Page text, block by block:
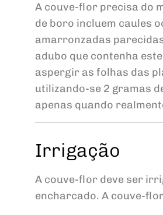
A couve-flor precisa do
de boro incluem caules
amarronzadas
adubo que contenha
aspergir as folhas das
utilizando-se 2 gramas
apenas quando
Irrigação
A couve-flor deve ser
encharcado. A couve-